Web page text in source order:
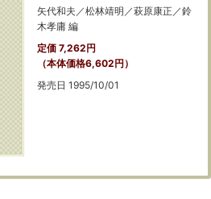
矢代和夫／松林靖明／萩原康正／鈴
木孝庸 編
定価 7,262円
（本体価格6,602円）
発売日 1995/10/01